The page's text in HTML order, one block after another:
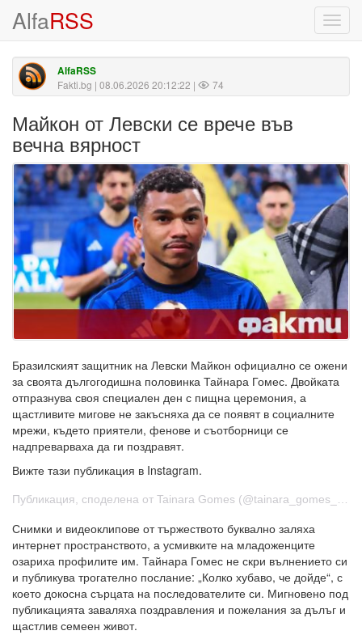
AlfaRSS
AlfaRSS
Fakti.bg | 08.06.2026 20:12:22 | 74
Майкон от Левски се врече във
вечна вярност
Бразилският защитник на Левски Майкон официално се ожени
за своята дългогодишна половинка Тайнара Гомес. Двойката
отпразнува своя специален ден с пищна церемония, а
щастливите мигове не закъсняха да се появят в социалните
мрежи, където приятели, фенове и съотборници се
надпреварваха да ги поздравят.
Вижте тази публикация в Instagram.
Снимки и видеоклипове от тържеството буквално заляха
интернет пространството, а усмивките на младоженците
озариха профилите им. Тайнара Гомес не скри вълнението си
и публикува трогателно послание: „Колко хубаво, че дойде“, с
което докосна сърцата на последователите си. Мигновено под
публикацията заваляха поздравления и пожелания за дълъг и
щастлив семеен живот.